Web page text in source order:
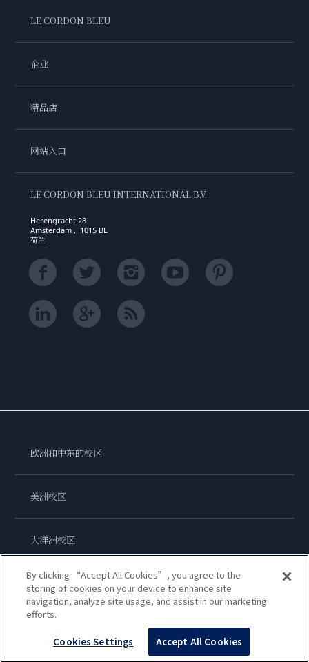
LE CORDON BLEU
企业
精品店
网站入口
LE CORDON BLEU INTERNATIONAL B.V.
Herengracht 28
Amsterdam , 1015 BL
荷兰
欧洲和中东的校区
美洲校区
大洋洲校区
亚洲校区
Le Cordon Bleu International B.V.All Rights Reserved.
By clicking “Accept All Cookies”, you agree to the
storing of cookies on your device to enhance site
navigation, analyze site usage, and assist in our marketing
efforts.
Cookies Settings Accept All Cookies